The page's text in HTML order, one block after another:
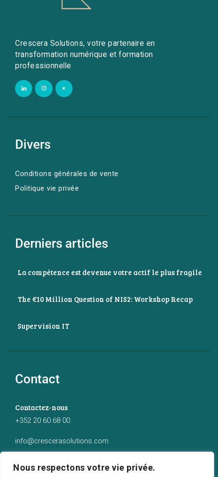
Nous respectons votre vie privée.
Crescera Solutions, votre partenaire en
transformation numérique et formation
professionnelle
Divers
Conditions générales de vente
Politique vie privée
Derniers articles
La compétence est devenue votre actif le plus fragile
The €10 Million Question of NIS2: Workshop Recap
Supervision IT
Contact
Contactez-nous
+352 20 60 68 00
info@crescerasolutions.com
50 route d’Esch (2ème étage), Luxembourg